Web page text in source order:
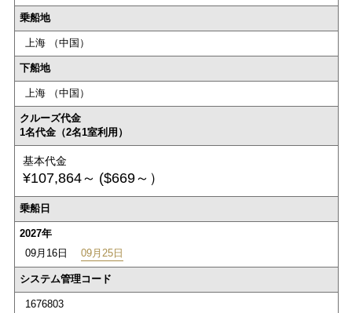
乗船地
上海 （中国）
下船地
上海 （中国）
クルーズ代金
1名代金（2名1室利用）
基本代金
¥107,864～ ($669～）
乗船日
2027年
09月16日
09月25日
システム管理コード
1676803